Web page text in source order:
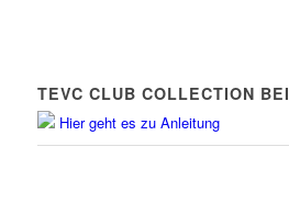
TEVC CLUB COLLECTION BEI
Hier geht es zu Anleitung